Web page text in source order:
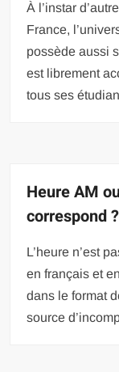
À l’instar
France,
possède aussi
est librement
tous ses
Heure AM
correspond ?
L’heure n’est
en français et
dans le format
source